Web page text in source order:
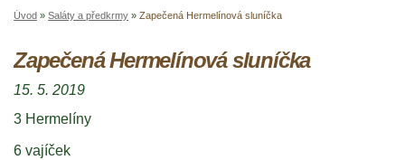
Úvod » Saláty a předkrmy » Zapečená Hermelínová sluníčka
Zapečená Hermelínová sluníčka
15. 5. 2019
3 Hermelíny
6 vajíček